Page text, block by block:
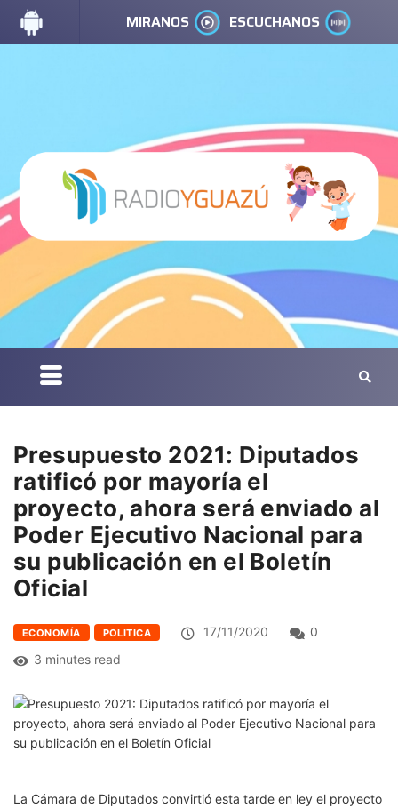
MIRANOS ESCUCHANOS
Presupuesto 2021: Diputados
ratificó por mayoría el
proyecto, ahora será enviado al
Poder Ejecutivo Nacional para
su publicación en el Boletín
Oficial
ECONOMÍA POLITICA 17/11/2020
0
3 minutes read
La Cámara de Diputados convirtió esta tarde en ley el proyecto